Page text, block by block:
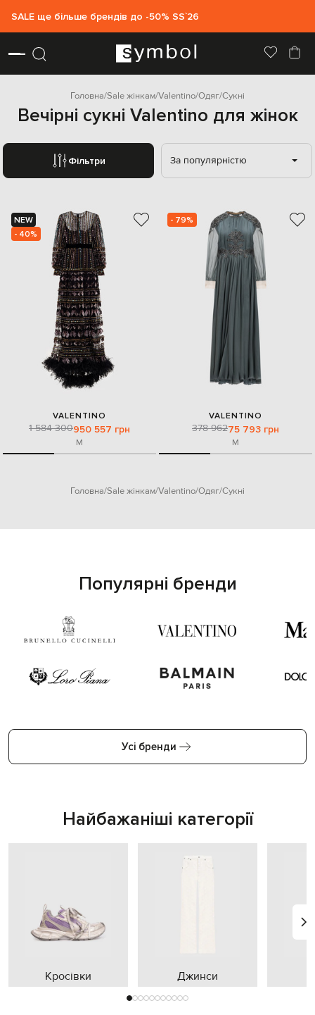
SALE ще більше брендів до -50% SS`26
Головна Sale жінкам Valentino Одяг Сукні
Вечірні сукні Valentino для жінок
Фільтри За популярністю
NEW
- 40%
VALENTINO
1 584 300950 557 грн
M
- 79%
VALENTINO
378 96275 793 грн
M
Головна Sale жінкам Valentino Одяг Сукні
Популярні бренди
Усі бренди
Найбажаніші категорії
Кросівки Джинси